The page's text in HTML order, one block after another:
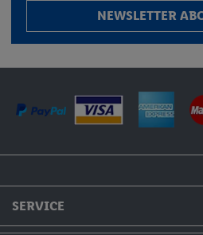
NEWSLETTER
SERVICE